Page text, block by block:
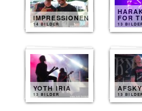
IMPRESSIONEN
14 BILDER
FOR
13
YOTH IRIA
13 BILDER
AFSKY
13